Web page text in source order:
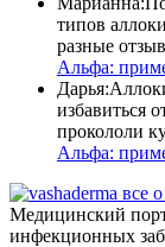
типов
разные
Альфа:
Дарья:
избавиться
прокололи
Альфа:
все
Медицинский
инфекционных